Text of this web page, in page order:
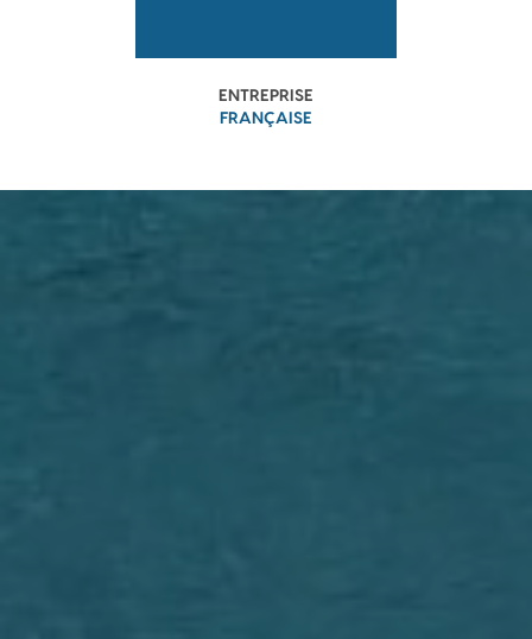
ENTREPRISE
FRANÇAISE